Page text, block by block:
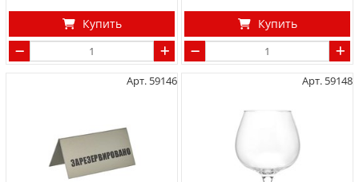
Купить Купить
Арт. 59146 Арт. 59148